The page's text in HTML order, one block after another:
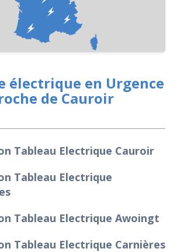
électrique en Urgence
de Cauroir
Tableau Electrique Cauroir
Tableau Electrique
Tableau Electrique Awoingt
Tableau Electrique Carnières